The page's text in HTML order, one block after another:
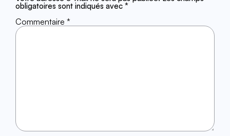
obligatoires sont indiqués avec *
Commentaire *